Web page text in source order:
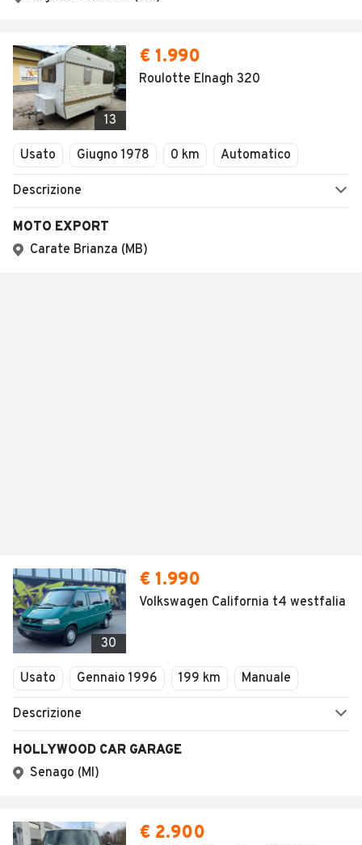
13
€ 1.990
Roulotte Elnagh 320
Usato Giugno 1978 0 km Automatico
Descrizione
MOTO EXPORT
Carate Brianza (MB)
30
€ 1.990
Volkswagen California t4 westfalia
Usato Gennaio 1996 199 km Manuale
Descrizione
HOLLYWOOD CAR GARAGE
Senago (MI)
€ 2.900